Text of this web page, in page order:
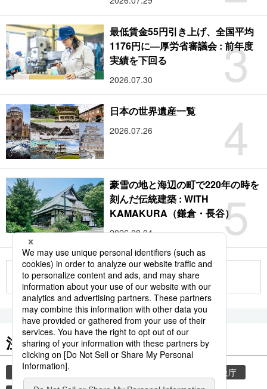
3
最低賃金55円引き上げ、全国平均
1176円に―厚労省審議会 : 前年度
実績を下回る
2026.07.30
4
日本の世界遺産一覧
2026.07.26
5
豪雪の地と海辺の町で220年の時を
刻んだ伝統建築 : WITH
KAMAKURA（鎌倉・長谷）
2026.08.04
もっと見る
注目のキーワード
共同通信ニュース
気象庁